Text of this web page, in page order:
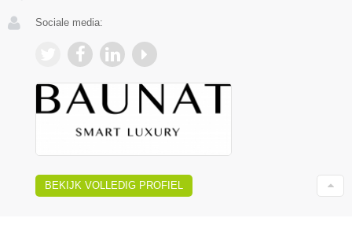
Sociale media:
BEKIJK VOLLEDIG PROFIEL